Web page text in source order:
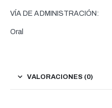
VÍA DE ADMINISTRACIÓN:
Oral
VALORACIONES (0)